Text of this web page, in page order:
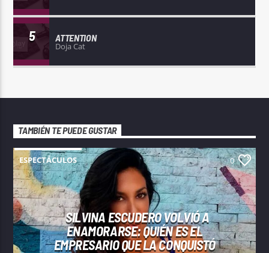
5 ATTENTION
Doja Cat
TAMBIÉN TE PUEDE GUSTAR
ESPECTÁCULOS 0
SILVINA ESCUDERO VOLVIÓ A
ENAMORARSE: QUIÉN ES EL
EMPRESARIO QUE LA CONQUISTÓ